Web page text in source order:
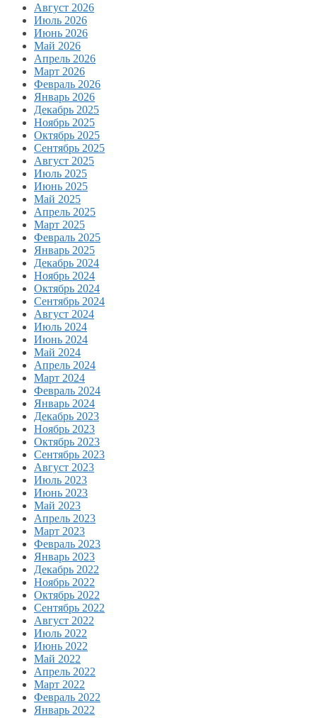
Август 2026
Июль 2026
Июнь 2026
Май 2026
Апрель 2026
Март 2026
Февраль 2026
Январь 2026
Декабрь 2025
Ноябрь 2025
Октябрь 2025
Сентябрь 2025
Август 2025
Июль 2025
Июнь 2025
Май 2025
Апрель 2025
Март 2025
Февраль 2025
Январь 2025
Декабрь 2024
Ноябрь 2024
Октябрь 2024
Сентябрь 2024
Август 2024
Июль 2024
Июнь 2024
Май 2024
Апрель 2024
Март 2024
Февраль 2024
Январь 2024
Декабрь 2023
Ноябрь 2023
Октябрь 2023
Сентябрь 2023
Август 2023
Июль 2023
Июнь 2023
Май 2023
Апрель 2023
Март 2023
Февраль 2023
Январь 2023
Декабрь 2022
Ноябрь 2022
Октябрь 2022
Сентябрь 2022
Август 2022
Июль 2022
Июнь 2022
Май 2022
Апрель 2022
Март 2022
Февраль 2022
Январь 2022